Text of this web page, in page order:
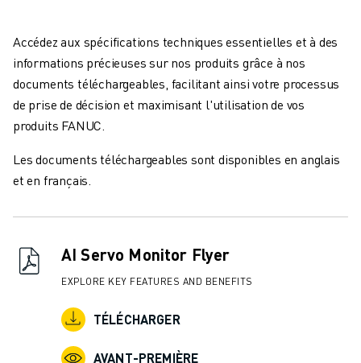
Accédez aux spécifications techniques essentielles et à des
informations précieuses sur nos produits grâce à nos
documents téléchargeables, facilitant ainsi votre processus
de prise de décision et maximisant l'utilisation de vos
produits FANUC.
Les documents téléchargeables sont disponibles en anglais
et en français.
AI Servo Monitor Flyer
EXPLORE KEY FEATURES AND BENEFITS
TÉLÉCHARGER
AVANT-PREMIÈRE